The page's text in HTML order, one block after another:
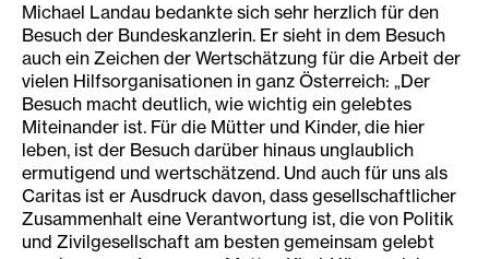
Michael Landau bedankte sich sehr herzlich für den
Besuch der Bundeskanzlerin. Er sieht in dem Besuch
auch ein Zeichen der Wertschätzung für die Arbeit der
vielen Hilfsorganisationen in ganz Österreich: „Der
Besuch macht deutlich, wie wichtig ein gelebtes
Miteinander ist. Für die Mütter und Kinder, die hier
leben, ist der Besuch darüber hinaus unglaublich
ermutigend und wertschätzend. Und auch für uns als
Caritas ist er Ausdruck davon, dass gesellschaftlicher
Zusammenhalt eine Verantwortung ist, die von Politik
und Zivilgesellschaft am besten gemeinsam gelebt